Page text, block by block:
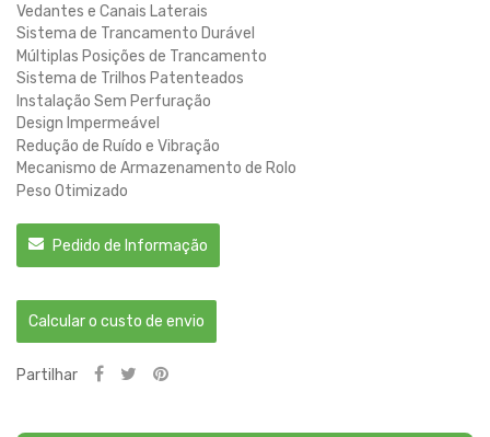
Vedantes e Canais Laterais
Sistema de Trancamento Durável
Múltiplas Posições de Trancamento
Sistema de Trilhos Patenteados
Instalação Sem Perfuração
Design Impermeável
Redução de Ruído e Vibração
Mecanismo de Armazenamento de Rolo
Peso Otimizado
Pedido de Informação
Calcular o custo de envio
Partilhar